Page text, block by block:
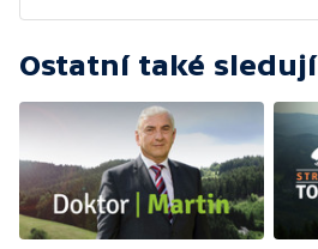
Ostatní také sledují